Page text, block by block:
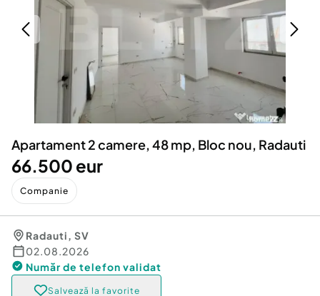
Servicii
Animale de companie
Afaceri și echipamente profesionale
Inchiriere Bunuri si Vehicule
Utilaje agricole si industriale
Piese auto si accesorii
Dacia Duster
Apartament 2 camere, 48 mp, Bloc nou, Radauti
66.500 eur
Companie
Radauti, SV
02.08.2026
Număr de telefon validat
Salvează la favorite